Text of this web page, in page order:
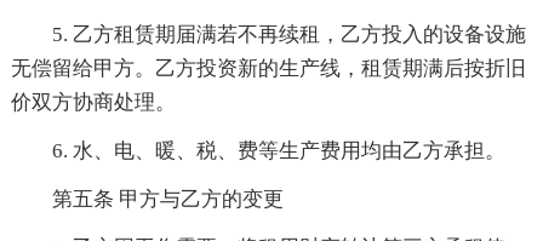
5. 乙方租赁期届满若不再续租，乙方投入的设备设施
无偿留给甲方。乙方投资新的生产线，租赁期满后按折旧
价双方协商处理。
6. 水、电、暖、税、费等生产费用均由乙方承担。
第五条 甲方与乙方的变更